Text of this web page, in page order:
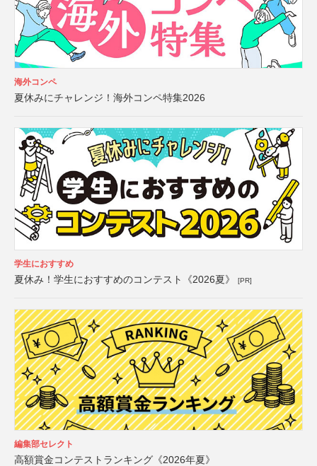
海外コンペ
夏休みにチャレンジ！海外コンペ特集2026
学生におすすめ
夏休み！学生におすすめのコンテスト《2026夏》 [PR]
編集部セレクト
高額賞金コンテストランキング《2026年夏》